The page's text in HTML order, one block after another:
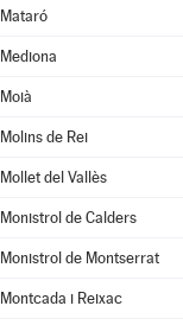
Mataró
Mediona
Moià
Molins de Rei
Mollet del Vallès
Monistrol de Calders
Monistrol de Montserrat
Montcada i Reixac